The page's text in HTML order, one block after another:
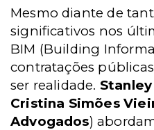
Mesmo diante de
significativos nos
BIM (Building
contratações
ser realidade.
Cristina Simões
Advogados)